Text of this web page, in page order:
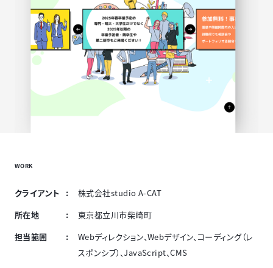
WORK
クライアント
株式会社studio A-CAT
所在地
東京都立川市柴崎町
担当範囲
Webディレクション、Webデザイン、コーディング（レ
スポンシブ）、JavaScript、CMS